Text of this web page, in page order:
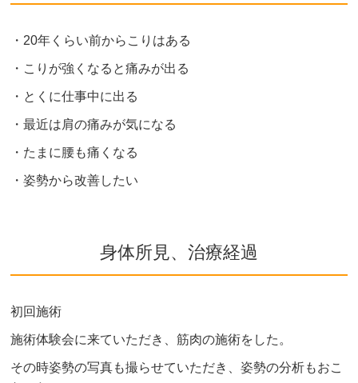
・20年くらい前からこりはある
・こりが強くなると痛みが出る
・とくに仕事中に出る
・最近は肩の痛みが気になる
・たまに腰も痛くなる
・姿勢から改善したい
身体所見、治療経過
初回施術
施術体験会に来ていただき、筋肉の施術をした。
その時姿勢の写真も撮らせていただき、姿勢の分析もおこ